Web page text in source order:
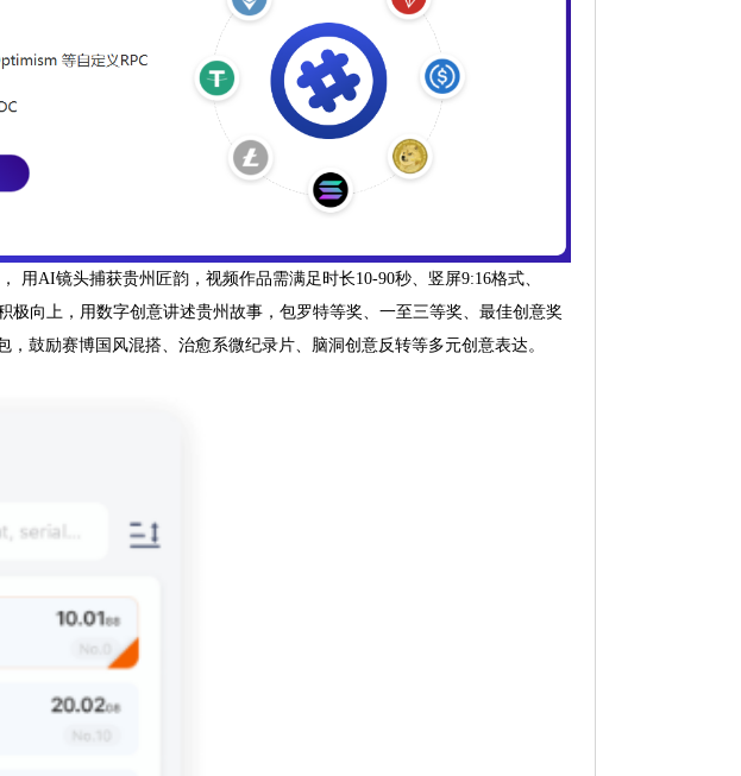
用AI镜头捕获贵州匠韵，视频作品需满足时长10-90秒、竖屏9:16格式、
极向上，用数字创意讲述贵州故事，包罗特等奖、一至三等奖、最佳创意奖
鼓励赛博国风混搭、治愈系微纪录片、脑洞创意反转等多元创意表达。